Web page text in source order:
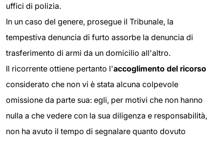
uffici di polizia.
In un caso del genere, prosegue il Tribunale, la
tempestiva denuncia di furto assorbe la denuncia di
trasferimento di armi da un domicilio all'altro.
Il ricorrente ottiene pertanto l'accoglimento del ricorso
considerato che non vi è stata alcuna colpevole
omissione da parte sua: egli, per motivi che non hanno
nulla a che vedere con la sua diligenza e responsabilità,
non ha avuto il tempo di segnalare quanto dovuto